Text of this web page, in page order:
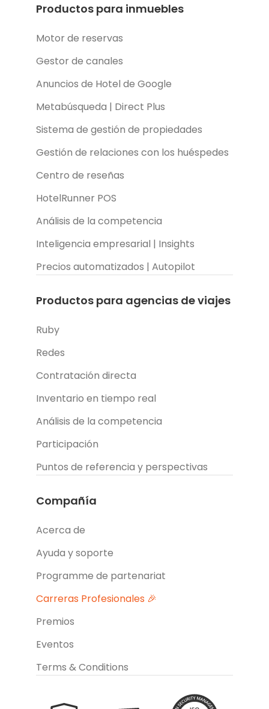
Productos para inmuebles
Motor de reservas
Gestor de canales
Anuncios de Hotel de Google
Metabúsqueda | Direct Plus
Sistema de gestión de propiedades
Gestión de relaciones con los huéspedes
Centro de reseñas
HotelRunner POS
Análisis de la competencia
Inteligencia empresarial | Insights
Precios automatizados | Autopilot
Productos para agencias de viajes
Ruby
Redes
Contratación directa
Inventario en tiempo real
Análisis de la competencia
Participación
Puntos de referencia y perspectivas
Compañía
Acerca de
Ayuda y soporte
Programme de partenariat
Carreras Profesionales 🎉
Premios
Eventos
Terms & Conditions